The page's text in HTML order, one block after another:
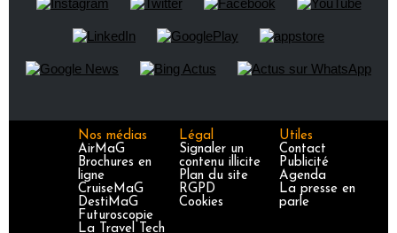
Nos médias
AirMaG
Brochures en
ligne
CruiseMaG
DestiMaG
Futuroscopie
La Travel Tech
Légal
Signaler un
contenu illicite
Plan du site
RGPD
Cookies
Utiles
Contact
Publicité
Agenda
La presse en
parle